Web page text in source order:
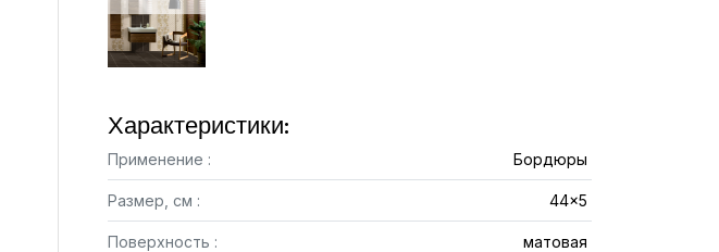
Характеристики:
Применение : Бордюры
Размер, см : 44x5
Поверхность : матовая